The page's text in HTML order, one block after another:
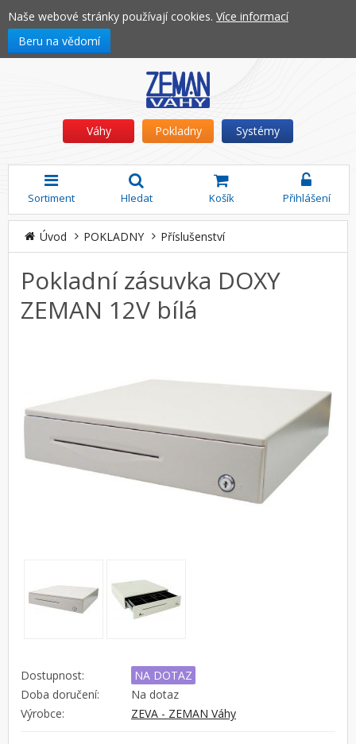
Naše webové stránky používají cookies. Více informací
Beru na vědomí
Váhy Pokladny Systémy
Sortiment Hledat Košík Přihlášení
Úvod POKLADNY Příslušenství
Pokladní zásuvka DOXY
ZEMAN 12V bílá
Dostupnost:
NA DOTAZ
Doba doručení:
Na dotaz
Výrobce:
ZEVA - ZEMAN Váhy